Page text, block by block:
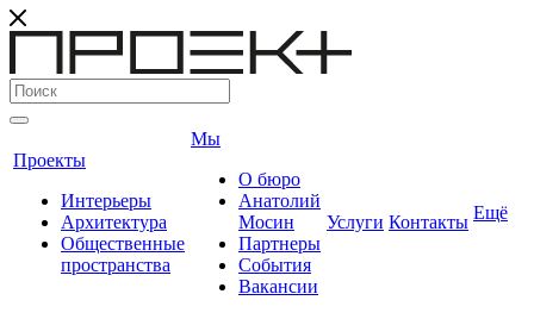
Проекты
Интерьеры
Архитектура
Общественные
пространства
Мы
О бюро
Анатолий
Мосин
Партнеры
События
Вакансии
Услуги Контакты Ещё